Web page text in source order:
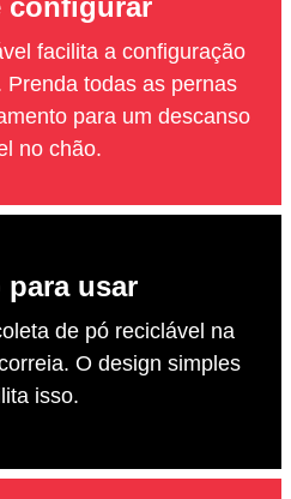
facilita a configuração
todas as pernas
para um descanso
no chão.
para usar
de pó reciclável na
O design simples
isso.